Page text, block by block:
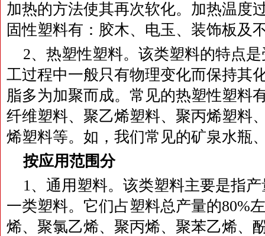
加热的方法使其再次软化。加热温度
固性塑料有：胶木、电玉、装饰板及
2、热塑性塑料。该类塑料的特点
工过程中一般只有物理变化而保持其
脂多为加聚而成。常见的热塑性塑料
纤维塑料、聚乙烯塑料、聚丙烯塑料
烯塑料等。如，我们常见的矿泉水瓶
按应用范围分
1、通用塑料。该类塑料主要是指
一类塑料。它们占塑料总产量的80%
烯、聚氯乙烯、聚丙烯、聚苯乙烯、